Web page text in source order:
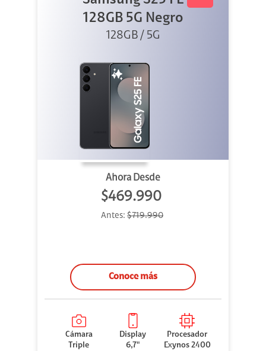
128GB 5G Negro
128GB / 5G
Ahora Desde
$469.990
Antes: $719.990
Conoce más
Cámara
Triple
Display
6,7"
Procesador
Exynos 2400